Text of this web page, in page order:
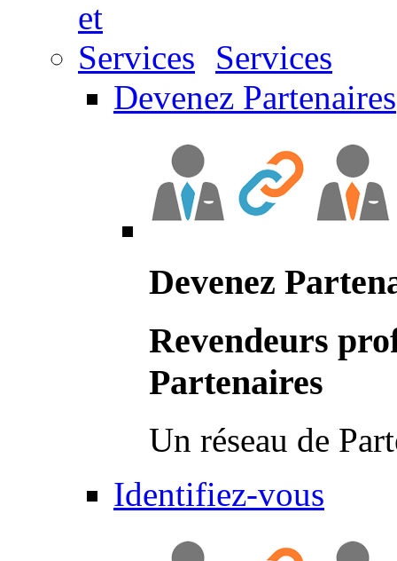
Services
Devenez Partenaires
Devenez
Revendeurs
Partenaires
Un réseau de
Identifiez-vous